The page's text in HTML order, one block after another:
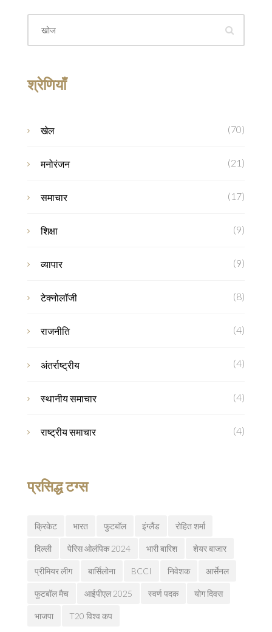
श्रेणियाँ
खेल (70)
मनोरंजन (21)
समाचार (17)
शिक्षा (9)
व्यापार (9)
टेक्नोलॉजी (8)
राजनीति (4)
अंतर्राष्ट्रीय (4)
स्थानीय समाचार (4)
राष्ट्रीय समाचार (4)
प्रसिद्ध टग्स
क्रिकेट भारत फुटबॉल इंग्लैंड रोहित शर्मा
दिल्ली पेरिस ओलंपिक 2024 भारी बारिश शेयर बाजार
प्रीमियर लीग बार्सिलोना BCCI निवेशक आर्सेनल
फुटबॉल मैच आईपीएल 2025 स्वर्ण पदक योग दिवस
भाजपा T20 विश्व कप